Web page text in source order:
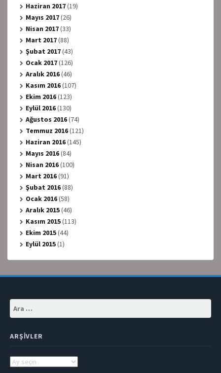
Haziran 2017(19)
Mayıs 2017(26)
Nisan 2017(33)
Mart 2017(88)
Şubat 2017(43)
Ocak 2017(126)
Aralık 2016(46)
Kasım 2016(107)
Ekim 2016(123)
Eylül 2016(130)
Ağustos 2016(74)
Temmuz 2016(121)
Haziran 2016(145)
Mayıs 2016(84)
Nisan 2016(100)
Mart 2016(91)
Şubat 2016(88)
Ocak 2016(58)
Aralık 2015(46)
Kasım 2015(113)
Ekim 2015(44)
Eylül 2015(1)
ARŞIVLER
Arşivler